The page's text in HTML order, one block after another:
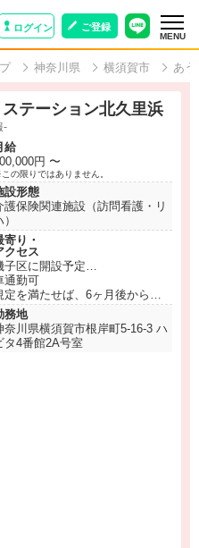
ログイン ご登録
MENU
神奈川県 横須賀市 あ
テーション北久里浜
-
給
円 〜
の限りではありません。
設形態
護保険関連施設（訪問看護・リ
寄り・
クセス
子区に開設予定
通勤可
定を満たせば、6ヶ月後から社
車で直行直帰可能です
有車で通勤帰宅時お子様の送
迎えも可能です
家用車で通勤希望の場合は、
務地
奈川県横須賀市根岸町5-16-3 ハ
タ4番館2A号室